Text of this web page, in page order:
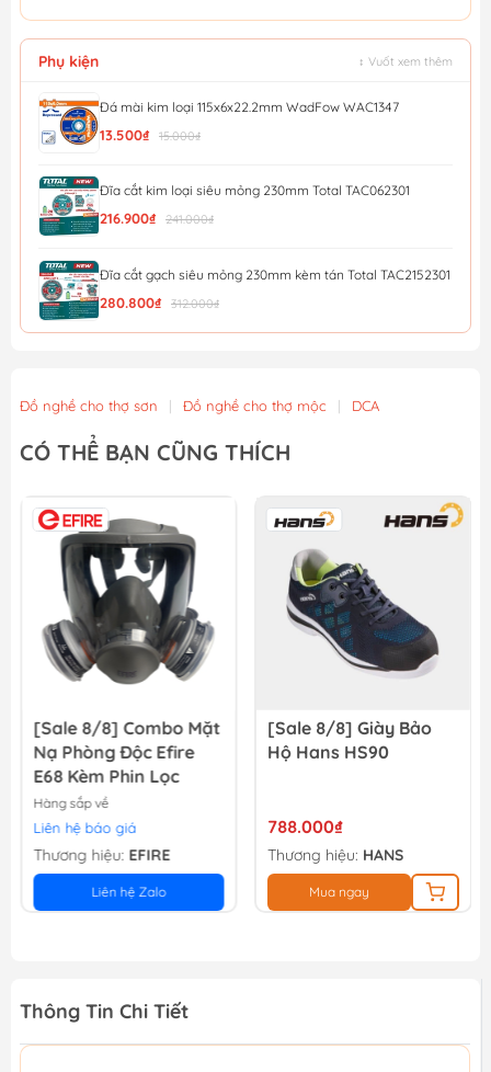
Phụ kiện ↕ Vuốt xem thêm
Đá mài kim loại 115x6x22.2mm WadFow WAC1347
13.500₫ 15.000₫
Đĩa cắt kim loại siêu mỏng 230mm Total TAC062301
216.900₫ 241.000₫
Đĩa cắt gạch siêu mỏng 230mm kèm tán Total TAC2152301
280.800₫ 312.000₫
Đĩa cắt gạch siêu mỏng 125mm Total TAC061251
65.700₫
Đĩa cắt gạch siêu mỏng 105mm Total TAC061051
44.100₫ 49.000₫
Đồ nghề cho thợ sơn | Đồ nghề cho thợ mộc | DCA
CÓ THỂ BẠN CŨNG THÍCH
[Sale 8/8] Combo Mặt
Nạ Phòng Độc Efire
E68 Kèm Phin Lọc
Hàng sắp về
Liên hệ báo giá
Thương hiệu: EFIRE
Liên hệ Zalo
[Sale 8/8] Giày Bảo
Hộ Hans HS90
788.000₫
Thương hiệu: HANS
Mua ngay
Thông Tin Chi Tiết